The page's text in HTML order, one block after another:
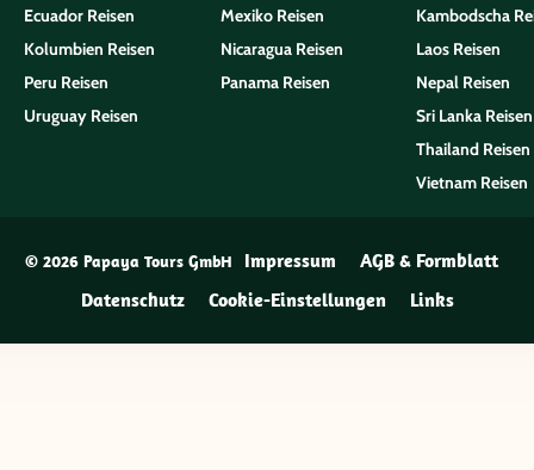
Ecuador Reisen
Kolumbien Reisen
Peru Reisen
Uruguay Reisen
Mexiko Reisen
Nicaragua Reisen
Panama Reisen
Kambodscha
Laos Reisen
Nepal Reisen
Sri Lanka Reisen
Thailand Reisen
Vietnam Reisen
© 2026 Papaya Tours GmbH Impressum
AGB & Formblatt
Datenschutz
Cookie-Einstellungen Links